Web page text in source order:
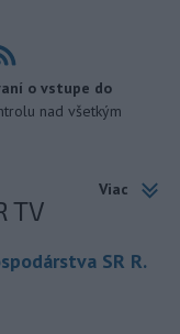
o vstupe do
nad všetkým
Viac
TV
SR R.